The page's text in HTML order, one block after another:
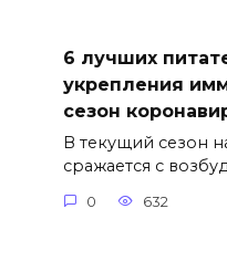
6 лучших
укрепления
сезон
В текущий сезон
сражается с
0 632